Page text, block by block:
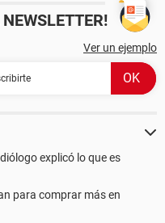
Ver un ejemplo
explicó lo que es
para comprar más en